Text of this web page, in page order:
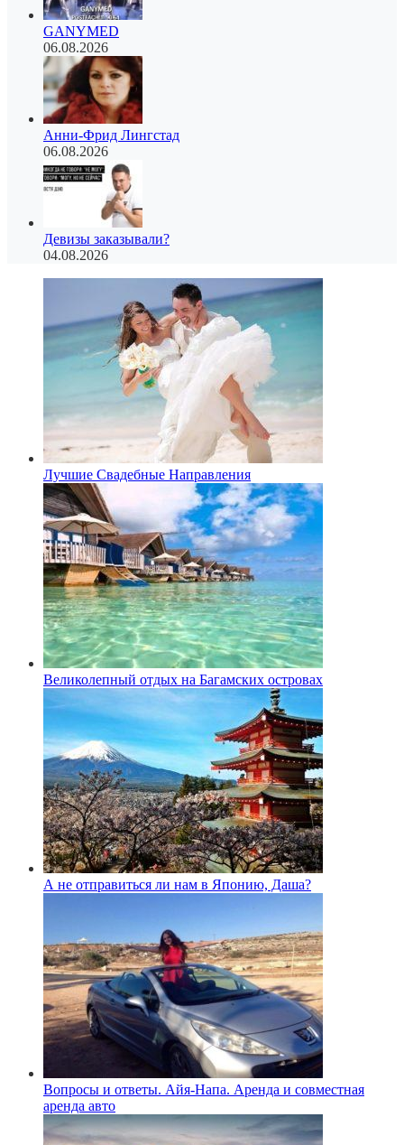
GANYMED
06.08.2026
Анни-Фрид Лингстад
06.08.2026
Девизы заказывали?
04.08.2026
Лучшие Свадебные Направления
Великолепный отдых на Багамских островах
А не отправиться ли нам в Японию, Даша?
Вопросы и ответы. Айя-Напа. Аренда и совместная
аренда авто